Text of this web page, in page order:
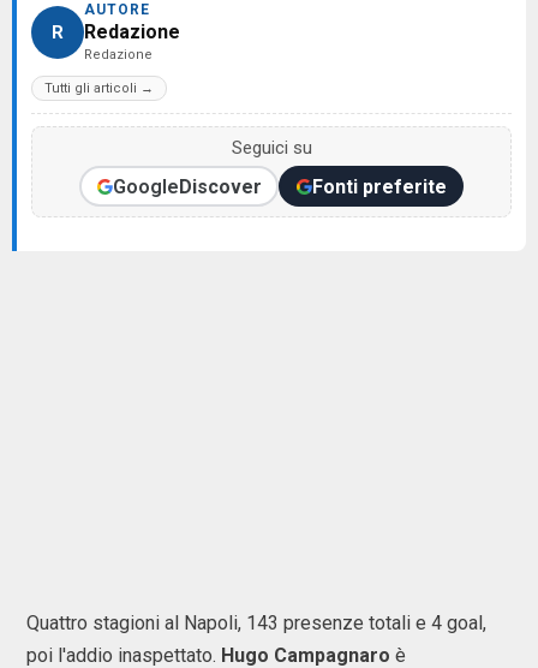
R
AUTORE
Redazione
Redazione
Tutti gli articoli →
Seguici su
GoogleDiscover Fonti preferite
Quattro stagioni al Napoli, 143 presenze totali e 4 goal,
poi l'addio inaspettato. Hugo Campagnaro è